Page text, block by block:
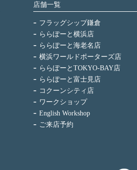
店舗一覧
フラッグシップ鎌倉
ららぽーと横浜店
ららぽーと海老名店
横浜ワールドポーターズ店
ららぽーとTOKYO-BAY店
ららぽーと富士見店
コクーンシティ店
ワークショップ
English Workshop
ご来店予約